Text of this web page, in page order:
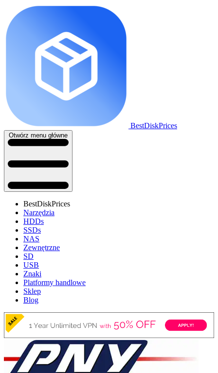
BestDiskPrices
Otwórz menu główne
BestDiskPrices
Narzędzia
HDDs
SSDs
NAS
Zewnętrzne
SD
USB
Znaki
Platformy handlowe
Sklep
Blog